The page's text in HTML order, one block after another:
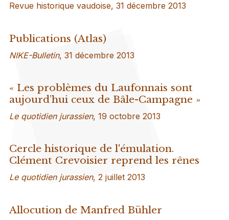
Revue historique vaudoise, 31 décembre 2013
Publications (Atlas)
NIKE-Bulletin, 31 décembre 2013
« Les problèmes du Laufonnais sont
aujourd’hui ceux de Bâle-Campagne »
Le quotidien jurassien, 19 octobre 2013
Cercle historique de l'émulation.
Clément Crevoisier reprend les rênes
Le quotidien jurassien, 2 juillet 2013
Allocution de Manfred Bühler